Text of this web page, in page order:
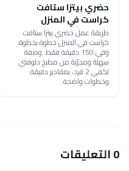
حضري بيتزا ستافت
كراست في المنزل
طريقة عمل حضري بيتزا ستافت
كراست في المنزل خطوة بخطوة
وفي 150 دقيقة فقط. وصفة
سهلة ومجرّبة من مطبخ دلوقتي
تكفي 2 فرد، بمقادير دقيقة
وخطوات واضحة.
0 التعليقات